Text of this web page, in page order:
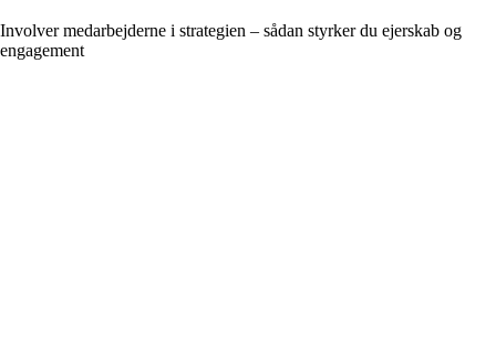
Involver medarbejderne i strategien – sådan styrker du ejerskab og
engagement